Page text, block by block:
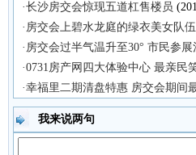
·长沙房交会惊现五道杠售楼员
·房交会上碧水龙庭的绿衣美女队伍
·房交会过半气温升至30° 市民参
·0731房产网四大体验中心 最亲民
·幸福里二期清盘特惠 房交会期间
我来说两句